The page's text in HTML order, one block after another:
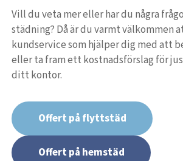
Vill du veta mer eller har du några
städning? Då är du varmt välkommen
kundservice som hjälper dig med att
eller ta fram ett kostnadsförslag för
ditt kontor.
Offert på flyttstäd
Offert på hemstäd